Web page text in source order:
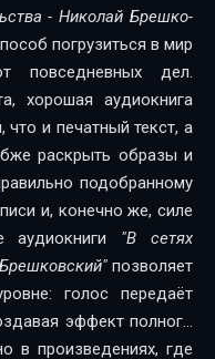
- Николай Брешко-
погрузиться в мир
повседневных дел.
хорошая аудиокнига
и печатный текст, а
раскрыть образы и
подобранному
и, конечно же, силе
аудиокниги "В сетях
позволяет
голос передаёт
эффект полного
в произведениях, где